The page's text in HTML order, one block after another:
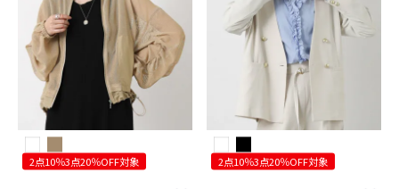
2点10％3点20％OFF対象 2点10％3点20％OFF対象